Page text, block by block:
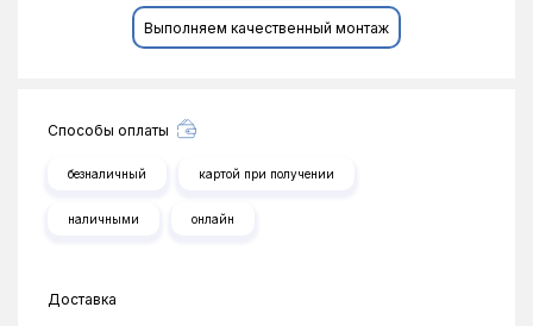
Выполняем качественный монтаж
Способы оплаты
безналичный картой при получении
наличными онлайн
Доставка